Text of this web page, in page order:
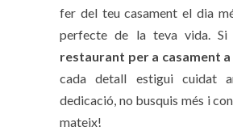
fer del teu casament el dia
perfecte de la teva vida. Si
restaurant per a casament a
cada detall estigui cuidat
dedicació, no busquis més i
mateix!